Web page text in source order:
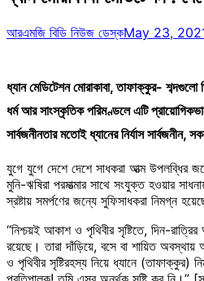
আরএমজি বিডি নিউজ ডেস্কMay 23,
ধ্যান মেডিটেশন মোরাকাবা, তাফাক্কুর-
ধর্ম আর সাংস্কৃতিক পরিমণ্ডলে এটি
সার্বজনীনতার মতোই ধ্যানের নির্যাস সার্বজনীন,
যুগে যুগে দেশে দেশে সাধকরা আত্ম উপলব্ধির
মুনি-ঋষিরা পরমাত্মার সাথে সংযুক্ত হওয়ার
স্রষ্টায় সমর্পণের জন্যে সুফিসাধকরা নিমগ্ন
“নিশ্চয়ই আকাশ ও পৃথিবীর সৃষ্টিতে, দিন-রাত্রির
রয়েছে। তারা দাঁড়িয়ে, বসে বা শায়িত
ও পৃথিবীর সৃষ্টিরহস্য নিয়ে ধ্যানে (তাফাক্কুর)